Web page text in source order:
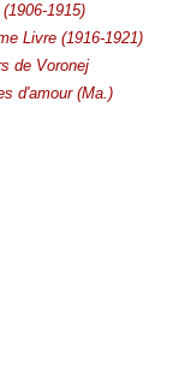
1915)
Livre (1916-1921)
de Voronej
d'amour (Ma.)